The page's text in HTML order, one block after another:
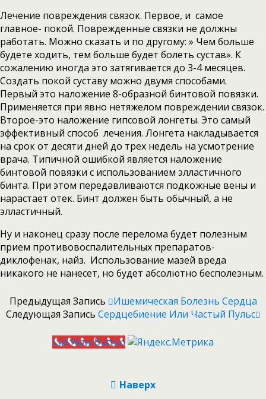
Лечение повреждения связок. Первое, и самое
главное- покой. Поврежденные связки не должны
работать. Можно сказать и по другому: » Чем больше
будете ходить, тем больше будет болеть сустав». К
сожалению иногда это затягивается до 3-4 месяцев.
Создать покой суставу можно двумя способами.
Первый это наложение 8-образной бинтовой повязки.
Применяется при явно нетяжелом повреждении связок.
Второе-это наложение гипсовой лонгеты. Это самый
эффективный способ лечения. Лонгета накладывается
на срок от десяти дней до трех недель на усмотрение
врача. Типичной ошибкой является наложение
бинтовой повязки с использованием элластичного
бинта. При этом передавливаются подкожные вены и
нарастает отек. Бинт должен быть обычный, а не
элластичный.
Ну и наконец сразу после перелома будет полезным
прием противовоспалительных препаратов-
диклофенак, найз. Использование мазей вреда
никакого не нанесет, но будет абсолютно бесполезным.
Предыдущая Запись
Ишемическая Болезнь Сердца
Следующая Запись Сердцебиение Или Частый Пульс
Call Now Button
Наверх